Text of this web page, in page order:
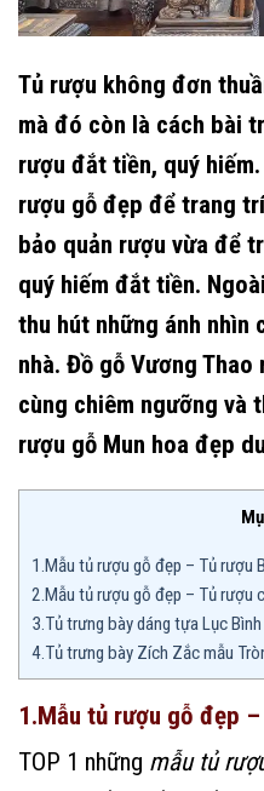
Tủ rượu không đơn
mà đó còn là cách bài
rượu đắt tiền, quý
rượu gỗ đẹp để trang
bảo quản rượu vừa để
quý hiếm đắt tiền.
thu hút những ánh nhìn
nhà. Đồ gỗ Vương Thao
cùng chiêm ngưỡng và
rượu gỗ Mun hoa đẹp
1.Mẫu tủ rượu gỗ đẹp – Tủ rượu
2.Mẫu tủ rượu gỗ đẹp – Tủ rượu
3.Tủ trưng bày dáng tựa Lục
4.Tủ trưng bày Zích Zắc mẫu
1.Mẫu tủ rượu gỗ đẹp
TOP 1 những mẫu tủ